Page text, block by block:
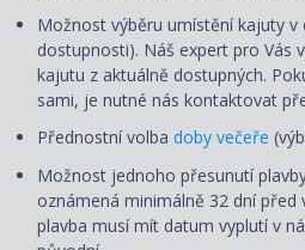
Možnost výběru umístění kajuty v
dostupnosti). Náš expert pro Vás
kajutu z aktuálně dostupných.
sami, je nutné nás kontaktovat
Přednostní volba doby večeře
Možnost jednoho přesunutí
oznámená minimálně 32 dní před
plavba musí mít datum vyplutí v